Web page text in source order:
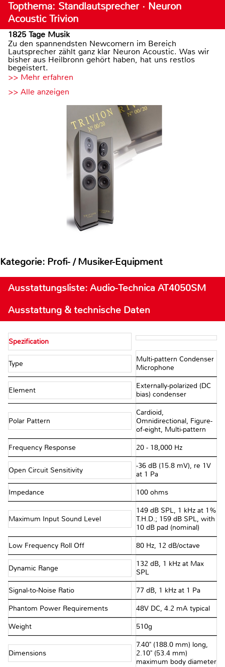
Topthema: Standlautsprecher · Neuron
Acoustic Trivion
1825 Tage Musik
Zu den spannendsten Newcomern im Bereich
Lautsprecher zählt ganz klar Neuron Acoustic. Was wir
bisher aus Heilbronn gehört haben, hat uns restlos
begeistert.
>> Mehr erfahren
>> Alle anzeigen
Kategorie: Profi- / Musiker-Equipment
Ausstattungsliste: Audio-Technica AT4050SM
Ausstattung & technische Daten
Spezification
Type
Multi-pattern Condenser
Microphone
Element
Externally-polarized (DC
bias) condenser
Polar Pattern
Cardioid,
Omnidirectional, Figure-
of-eight, Multi-pattern
Frequency Response 20 - 18,000 Hz
Open Circuit Sensitivity
-36 dB (15.8 mV), re 1V
at 1 Pa
Impedance 100 ohms
Maximum Input Sound Level
149 dB SPL, 1 kHz at 1%
T.H.D.; 159 dB SPL, with
10 dB pad (nominal)
Low Frequency Roll Off 80 Hz, 12 dB/octave
Dynamic Range
132 dB, 1 kHz at Max
SPL
Signal-to-Noise Ratio 77 dB, 1 kHz at 1 Pa
Phantom Power Requirements 48V DC, 4.2 mA typical
Weight 510g
Dimensions
7.40" (188.0 mm) long,
2.10" (53.4 mm)
maximum body diameter